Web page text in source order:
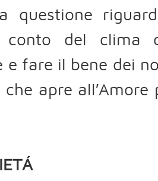
questione
conto del clima
e fare il bene dei
apre